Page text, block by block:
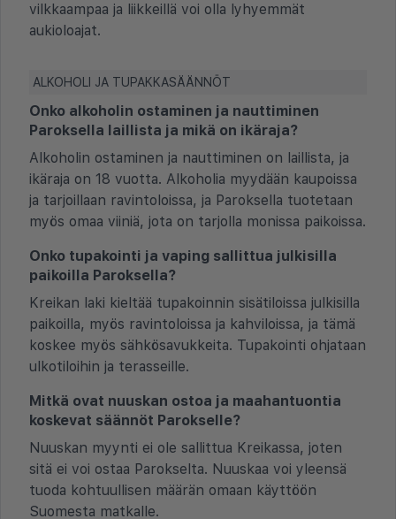
vilkkaampaa ja liikkeillä voi olla lyhyemmät
aukioloajat.
ALKOHOLI JA TUPAKKASÄÄNNÖT
Onko alkoholin ostaminen ja nauttiminen
Paroksella laillista ja mikä on ikäraja?
Alkoholin ostaminen ja nauttiminen on laillista, ja
ikäraja on 18 vuotta. Alkoholia myydään kaupoissa
ja tarjoillaan ravintoloissa, ja Paroksella tuotetaan
myös omaa viiniä, jota on tarjolla monissa paikoissa.
Onko tupakointi ja vaping sallittua julkisilla
paikoilla Paroksella?
Kreikan laki kieltää tupakoinnin sisätiloissa julkisilla
paikoilla, myös ravintoloissa ja kahviloissa, ja tämä
koskee myös sähkösavukkeita. Tupakointi ohjataan
ulkotiloihin ja terasseille.
Mitkä ovat nuuskan ostoa ja maahantuontia
koskevat säännöt Parokselle?
Nuuskan myynti ei ole sallittua Kreikassa, joten
sitä ei voi ostaa Parokselta. Nuuskaa voi yleensä
tuoda kohtuullisen määrän omaan käyttöön
Suomesta matkalle.